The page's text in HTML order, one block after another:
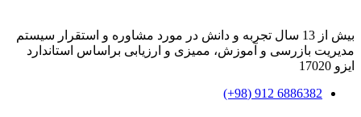
بیش از 13 سال تجربه و دانش در مورد مشاوره و استقرار سیستم
مدیریت بازرسی و آموزش، ممیزی و ارزیابی براساس استاندارد
ایزو 17020
6886382 912 (98+)